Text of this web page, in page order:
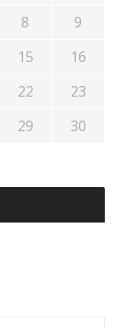
8
9
15
16
22
23
29
30